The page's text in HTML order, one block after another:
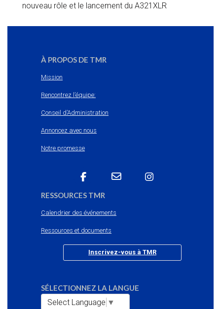
nouveau rôle et le lancement du A321XLR
À PROPOS DE TMR
Mission
Rencontrez l’équipe:
Conseil d’Administration
Annoncez avec nous
Notre promesse
RESSOURCES TMR
Calendrier des événements
Ressources et documents
Inscrivez-vous à TMR
SÉLECTIONNEZ LA LANGUE
Select Language ▼